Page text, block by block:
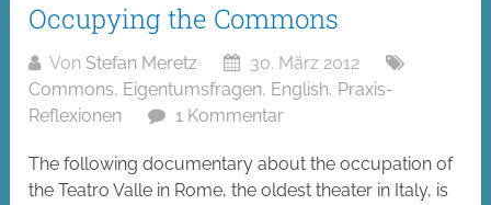
Occupying the Commons
Von Stefan Meretz
30. März 2012
Commons, Eigentumsfragen, English, Praxis-
Reflexionen
1 Kommentar
The following documentary about the occupation of
the Teatro Valle in Rome, the oldest theater in Italy, is